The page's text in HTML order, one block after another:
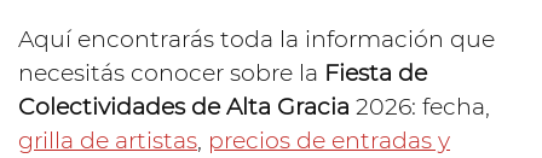
Aquí encontrarás toda la información que
necesitás conocer sobre la Fiesta de
Colectividades de Alta Gracia 2026: fecha,
grilla de artistas, precios de entradas y